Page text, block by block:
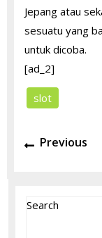
Jepang atau
sesuatu yang
untuk dicoba.
[ad_2]
slot
Post
Previous
Search